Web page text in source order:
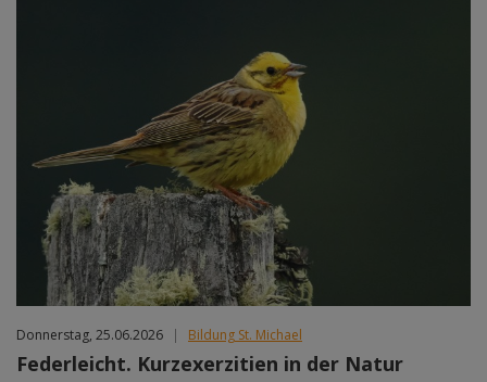
Donnerstag, 25.06.2026 | Bildung St. Michael
Federleicht. Kurzexerzitien in der Natur